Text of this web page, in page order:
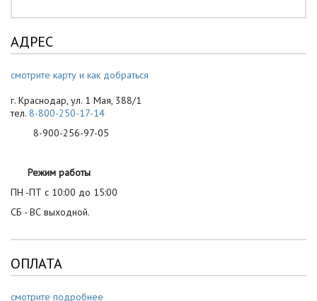
АДРЕС
смотрите карту и как добраться
г. Краснодар, ул. 1 Мая, 388/1
тел. 8-800-250-17-14
8-900-256-97-05
Режим работы
ПН -ПТ с 10:00 до 15:00
СБ - ВС выходной.
ОПЛАТА
смотрите подробнее